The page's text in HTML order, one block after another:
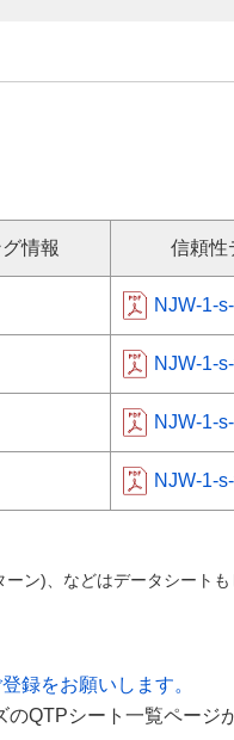
情報 信頼性
NJW-1-
NJW-1-
NJW-1-
NJW-1-
ン)、などはデータシート
録をお願いします。
QTPシート一覧ページ